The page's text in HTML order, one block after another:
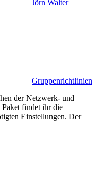
Jörn Walter
Gruppenrichtlinien
der Netzwerk- und
findet ihr die
Einstellungen. Der